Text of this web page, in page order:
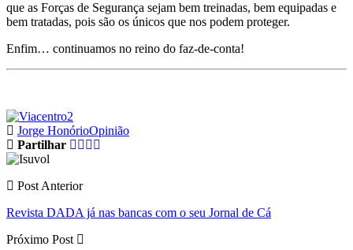
que as Forças de Segurança sejam bem treinadas, bem equipadas e
bem tratadas, pois são os únicos que nos podem proteger.
Enfim… continuamos no reino do faz-de-conta!
Jorge HonórioOpinião
Partilhar
Post Anterior
Revista DADA já nas bancas com o seu Jornal de Cá
Próximo Post